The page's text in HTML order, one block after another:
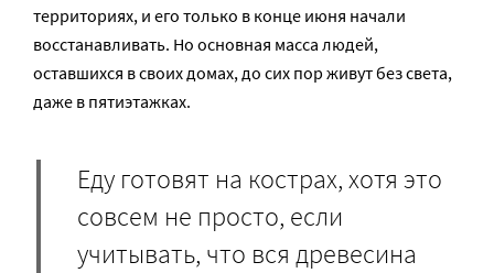
территориях, и его только в конце июня начали
восстанавливать. Но основная масса людей,
оставшихся в своих домах, до сих пор живут без света,
даже в пятиэтажках.
Еду готовят на кострах, хотя это
совсем не просто, если
учитывать, что вся древесина